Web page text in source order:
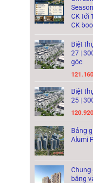
CK tới
CK
Biệt
27 |
góc
Biệt
25 |
Bảng
Alumi
Chung
bằng